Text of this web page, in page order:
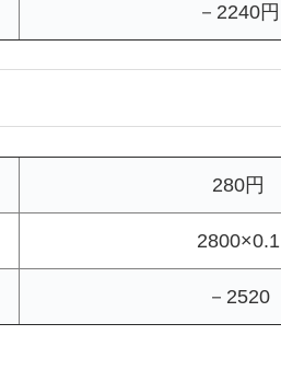
－2240円
280円
2800×0.1
－2520